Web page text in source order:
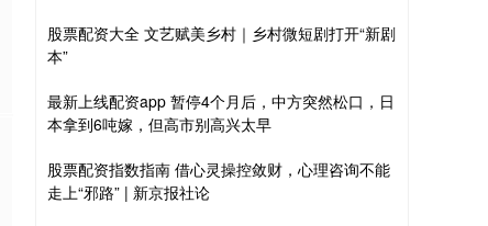
股票配资大全 文艺赋美乡村｜乡村微短剧打开“新剧
本”
最新上线配资app 暂停4个月后，中方突然松口，日
本拿到6吨嫁，但高市别高兴太早
股票配资指数指南 借心灵操控敛财，心理咨询不能
走上“邪路” | 新京报社论